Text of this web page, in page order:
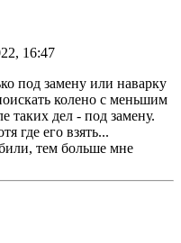
16:47
под замену или наварку
колено с меньшим
таких дел - под замену.
где его взять...
тем больше мне